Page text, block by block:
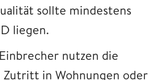
sollte mindestens
liegen.
nutzen die
in Wohnungen oder